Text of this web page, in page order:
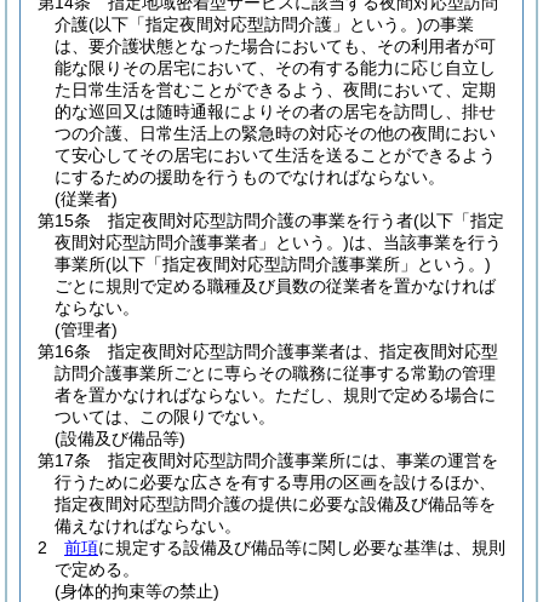
介護(以下「指定夜間対応型訪問介護」という。)の事業
は、要介護状態となった場合においても、その利用者が可
能な限りその居宅において、その有する能力に応じ自立し
た日常生活を営むことができるよう、夜間において、定期
的な巡回又は随時通報によりその者の居宅を訪問し、排せ
つの介護、日常生活上の緊急時の対応その他の夜間におい
て安心してその居宅において生活を送ることができるよう
にするための援助を行うものでなければならない。
(従業者)
第15条
指定夜間対応型訪問介護の事業を行う者(以下「指定
夜間対応型訪問介護事業者」という。)は、当該事業を行う
事業所(以下「指定夜間対応型訪問介護事業所」という。)
ごとに規則で定める職種及び員数の従業者を置かなければ
ならない。
(管理者)
第16条
指定夜間対応型訪問介護事業者は、指定夜間対応型
訪問介護事業所ごとに専らその職務に従事する常勤の管理
者を置かなければならない。 ただし、規則で定める場合に
ついては、この限りでない。
(設備及び備品等)
第17条
指定夜間対応型訪問介護事業所には、事業の運営を
行うために必要な広さを有する専用の区画を設けるほか、
指定夜間対応型訪問介護の提供に必要な設備及び備品等を
備えなければならない。
2
前項に規定する設備及び備品等に関し必要な基準は、規則
で定める。
(身体的拘束等の禁止)